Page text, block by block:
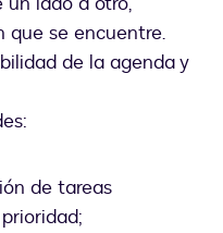
que se encuentre.
de la agenda y
de tareas